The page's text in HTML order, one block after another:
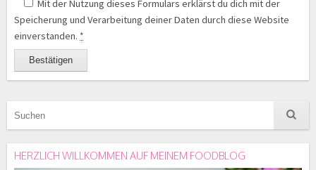
Mit der Nutzung dieses Formulars erklärst du dich mit der
Speicherung und Verarbeitung deiner Daten durch diese Website
einverstanden. *
HERZLICH WILLKOMMEN AUF MEINEM FOODBLOG